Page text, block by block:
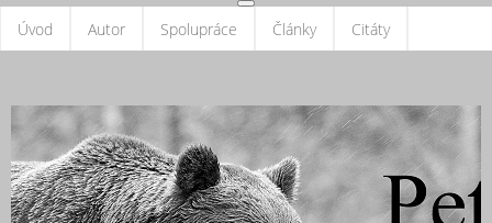
Úvod Autor Spolupráce Články Citáty